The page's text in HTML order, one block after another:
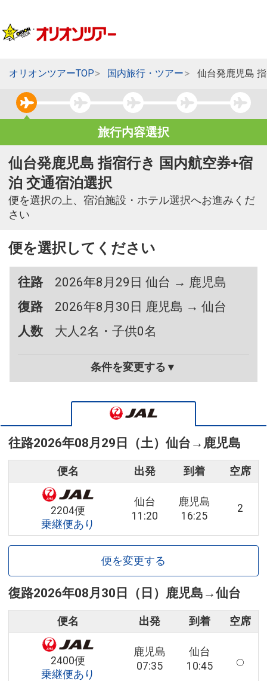
オリオンツアーTOP 国内旅行・ツアー 仙台発鹿児島
旅行内容選択
仙台発鹿児島 指宿行き 国内航空券+宿
泊 交通宿泊選択
便を選択の上、宿泊施設・ホテル選択へお進みくだ
さい
便を選択してください
往路
2026年8月29日 仙台 → 鹿児島
復路
2026年8月30日 鹿児島 → 仙台
人数
大人2名・子供0名
条件を変更する▼
往路2026年08月29日（土） 仙台 → 鹿児島
便名 出発 到着 空席
2204便
乗継便あり
仙台
11:20
鹿児島
16:25
2
便を変更する
復路2026年08月30日（日） 鹿児島 →仙台
便名 出発 到着 空席
2400便
乗継便あり
鹿児島
07:35
仙台
10:45